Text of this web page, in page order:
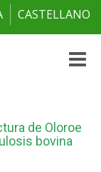
CASTELLANO
Toggle
de Oloroe
bovina